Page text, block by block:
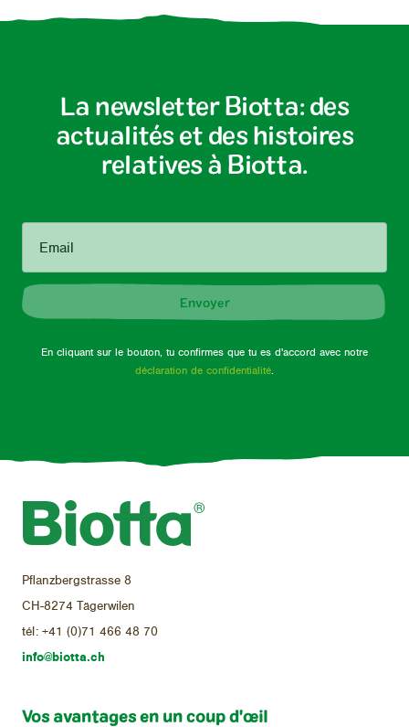
La newsletter Biotta: des
actualités et des histoires
relatives à Biotta.
Email
Envoyer
En cliquant sur le bouton, tu confirmes que tu es d'accord avec notre
déclaration de confidentialité.
Pflanzbergstrasse 8
CH-8274 Tägerwilen
tél: +41 (0)71 466 48 70
info@biotta.ch
Vos avantages en un coup d'œil